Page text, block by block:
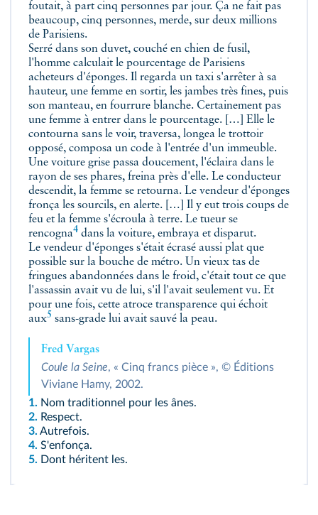
foutait, à part cinq personnes par jour. Ça ne fait pas
beaucoup, cinq personnes, merde, sur deux millions
de Parisiens.
Serré dans son duvet, couché en chien de fusil,
l'homme calculait le pourcentage de Parisiens
acheteurs d'éponges. Il regarda un taxi s'arrêter à sa
hauteur, une femme en sortir, les jambes très fines, puis
son manteau, en fourrure blanche. Certainement pas
une femme à entrer dans le pourcentage. […] Elle le
contourna sans le voir, traversa, longea le trottoir
opposé, composa un code à l'entrée d'un immeuble.
Une voiture grise passa doucement, l'éclaira dans le
rayon de ses phares, freina près d'elle. Le conducteur
descendit, la femme se retourna. Le vendeur d'éponges
fronça les sourcils, en alerte. […] Il y eut trois coups de
feu et la femme s'écroula à terre. Le tueur se
rencogna4 dans la voiture, embraya et disparut.
Le vendeur d'éponges s'était écrasé aussi plat que
possible sur la bouche de métro. Un vieux tas de
fringues abandonnées dans le froid, c'était tout ce que
l'assassin avait vu de lui, s'il l'avait seulement vu. Et
pour une fois, cette atroce transparence qui échoit
aux5 sans-grade lui avait sauvé la peau.
Fred Vargas
Coule la Seine, « Cinq francs pièce », © Éditions
Viviane Hamy, 2002.
1. Nom traditionnel pour les ânes.
2. Respect.
3. Autrefois.
4. S'enfonça.
5. Dont héritent les.